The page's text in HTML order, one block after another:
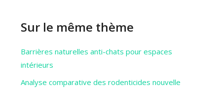
Sur le même thème
Barrières naturelles anti-chats pour espaces
intérieurs
Analyse comparative des rodenticides nouvelle